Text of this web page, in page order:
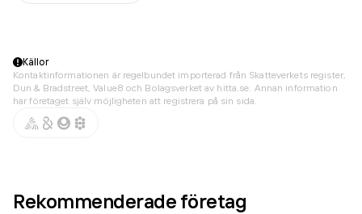
Källor
Kontaktinformationen är regelbundet importerad från Skatteverkets register,
Dun & Bradstreet, Value8 och Bolagsverket av hitta.se. Annan information
har företaget själv möjligheten att registrera på sin sida.
Rekommenderade företag